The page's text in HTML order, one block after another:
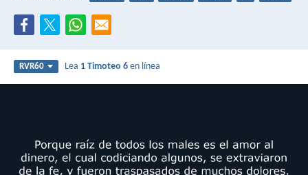
RVR60 Lea 1 Timoteo 6 en línea